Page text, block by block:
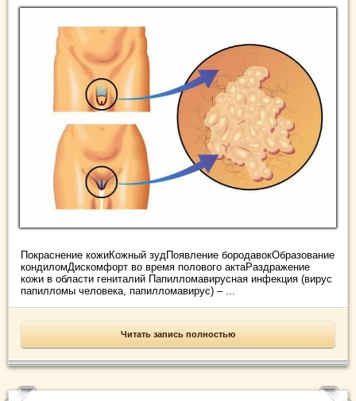
Покраснение кожиКожный зудПоявление бородавокОбразование
кондиломДискомфорт во время полового актаРаздражение
кожи в области гениталий Папилломавирусная инфекция (вирус
папилломы человека, папилломавирус) – ...
Читать запись полностью